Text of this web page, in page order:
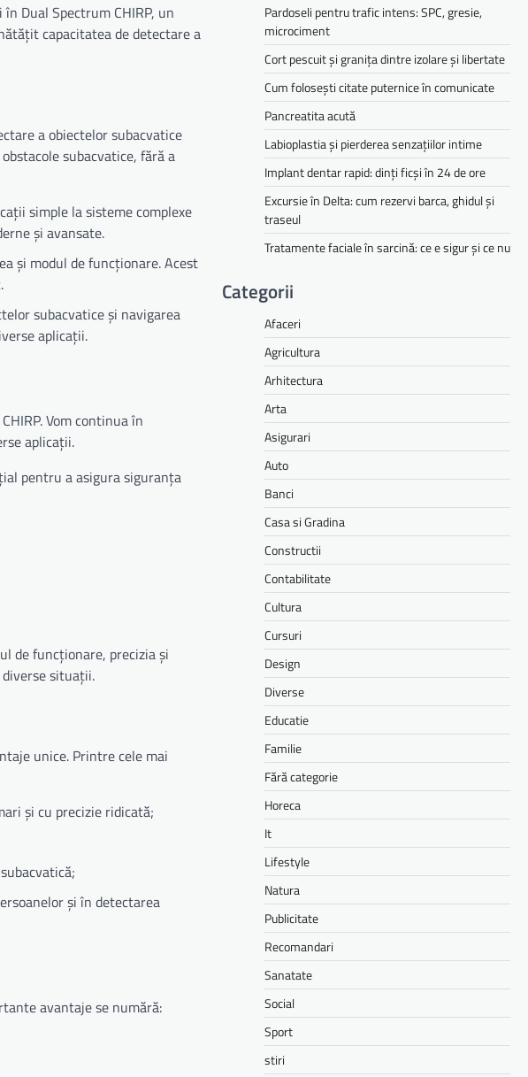
Dual Spectrum CHIRP, un
capacitatea de detectare a
a obiectelor subacvatice
subacvatice, fără a
simple la sisteme complexe
și avansate.
și modul de funcționare. Acest
subacvatice și navigarea
aplicații.
Vom continua în
aplicații.
pentru a asigura siguranța
de funcționare, precizia și
diverse situații.
unice. Printre cele mai
și cu precizie ridicată;
și în detectarea
avantaje se numără:
Pardoseli pentru trafic intens: SPC, gresie,
microciment
Cort pescuit și granița dintre izolare și libertate
Cum folosești citate puternice în comunicate
Pancreatita acută
Labioplastia și pierderea senzațiilor intime
Implant dentar rapid: dinți ficși în 24 de ore
Excursie în Delta: cum rezervi barca, ghidul și
traseul
Tratamente faciale în sarcină: ce e sigur și ce nu
Categorii
Afaceri
Agricultura
Arhitectura
Arta
Asigurari
Auto
Banci
Casa si Gradina
Constructii
Contabilitate
Cultura
Cursuri
Design
Diverse
Educatie
Familie
Fără categorie
Horeca
It
Lifestyle
Natura
Publicitate
Recomandari
Sanatate
Social
Sport
stiri